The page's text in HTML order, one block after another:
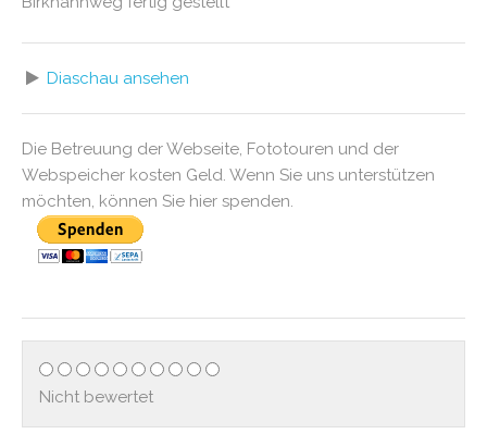
Diaschau ansehen
Die Betreuung der Webseite, Fototouren und der
Webspeicher kosten Geld. Wenn Sie uns unterstützen
möchten, können Sie hier spenden.
Nicht bewertet